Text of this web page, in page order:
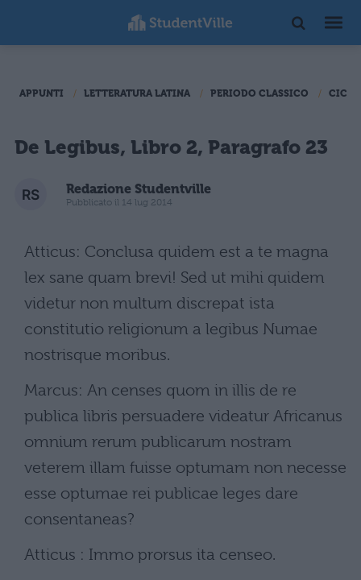
APPUNTI LETTERATURA LATINA PERIODO CLASSICO
De Legibus, Libro 2, Paragrafo 23
Redazione Studentville
Pubblicato il 14 lug 2014
Atticus: Conclusa quidem est a te magna
lex sane quam brevi! Sed ut mihi quidem
videtur non multum discrepat ista
constitutio religionum a legibus Numae
nostrisque moribus.
Marcus: An censes quom in illis de re
publica libris persuadere videatur Africanus
omnium rerum publicarum nostram
veterem illam fuisse optumam non necesse
esse optumae rei publicae leges dare
consentaneas?
Atticus : Immo prorsus ita censeo.